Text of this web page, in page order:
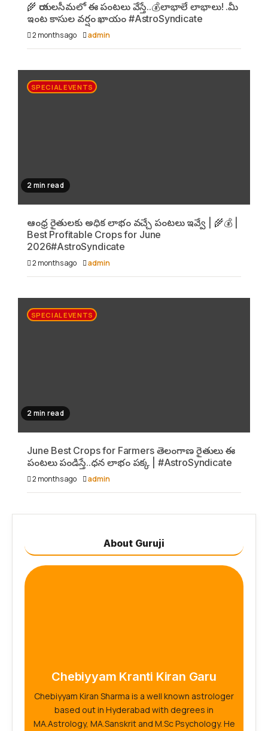
🌾 రాయలసీమలో ఈ పంటలు వేస్తే..💰లాభాలే లాభాలు! .మీ
ఇంట కాసుల వర్షం ఖాయం #AstroSyndicate
2 months ago admin
SPECIAL EVENTS
2 min read
ఆంధ్ర రైతులకు అధిక లాభం వచ్చే పంటలు ఇవ్వే | 🌾💰 |
Best Profitable Crops for June
2026#AstroSyndicate
2 months ago admin
SPECIAL EVENTS
2 min read
June Best Crops for Farmers తెలంగాణ రైతులు ఈ
పంటలు పండిస్తే..ధన లాభం పక్క | #AstroSyndicate
2 months ago admin
About Guruji
Chebiyyam Kranti Kiran Garu
Chebiyyam Kiran Sharma is a well known astrologer
based out in Hyderabad with degrees in
MA.Astrology, MA.Sanskrit and M.Sc Psychology. He